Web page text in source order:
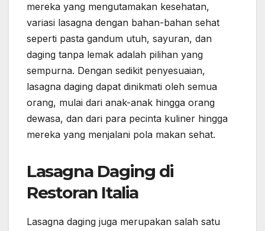
mereka yang mengutamakan kesehatan,
variasi lasagna dengan bahan-bahan sehat
seperti pasta gandum utuh, sayuran, dan
daging tanpa lemak adalah pilihan yang
sempurna. Dengan sedikit penyesuaian,
lasagna daging dapat dinikmati oleh semua
orang, mulai dari anak-anak hingga orang
dewasa, dan dari para pecinta kuliner hingga
mereka yang menjalani pola makan sehat.
Lasagna Daging di
Restoran Italia
Lasagna daging juga merupakan salah satu